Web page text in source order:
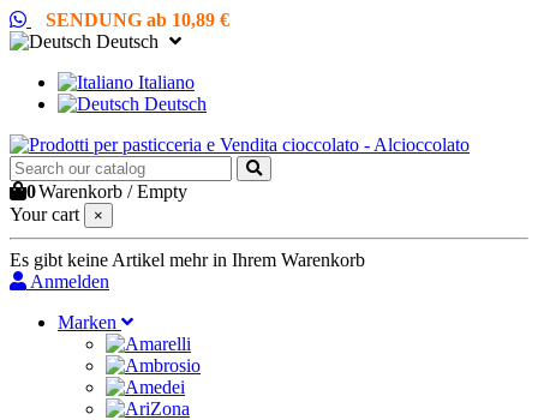
SENDUNG ab 10,89 €
Deutsch
Italiano
Deutsch
0Warenkorb /Empty
Your cart
×
Es gibt keine Artikel mehr in Ihrem Warenkorb
Anmelden
Marken